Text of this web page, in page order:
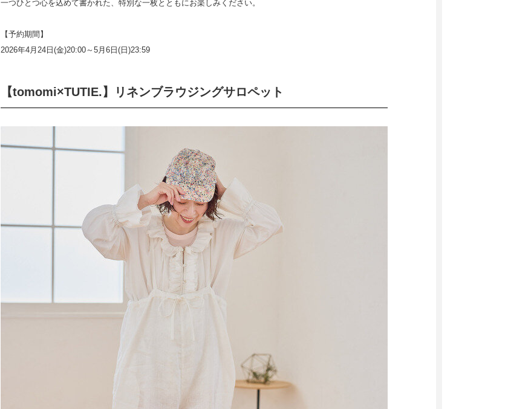
一つひとつ心を込めて書かれた、特別な一枚とともにお楽しみください。
【予約期間】
2026年4月24日(金)20:00～5月6日(日)23:59
【tomomi×TUTIE.】リネンブラウジングサロペット